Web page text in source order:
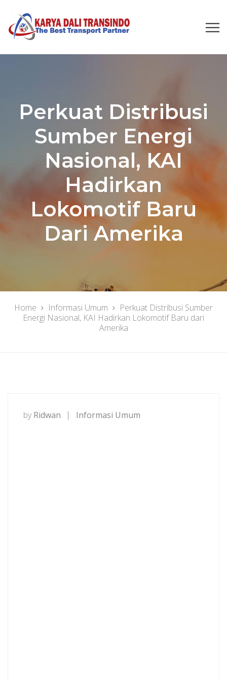
Perkuat Distribusi
Sumber Energi
Nasional, KAI
Hadirkan
Lokomotif Baru
Dari Amerika
Home Informasi Umum
Perkuat Distribusi Sumber
Energi Nasional, KAI Hadirkan Lokomotif Baru dari
Amerika
by Ridwan Informasi Umum